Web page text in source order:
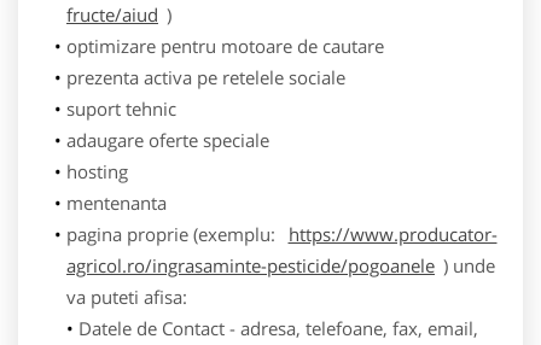
fructe/aiud )
optimizare pentru motoare de cautare
prezenta activa pe retelele sociale
suport tehnic
adaugare oferte speciale
hosting
mentenanta
pagina proprie (exemplu:
https://www.producator-
agricol.ro/ingrasaminte-pesticide/pogoanele ) unde
va puteti afisa:
Datele de Contact - adresa, telefoane, fax, email,